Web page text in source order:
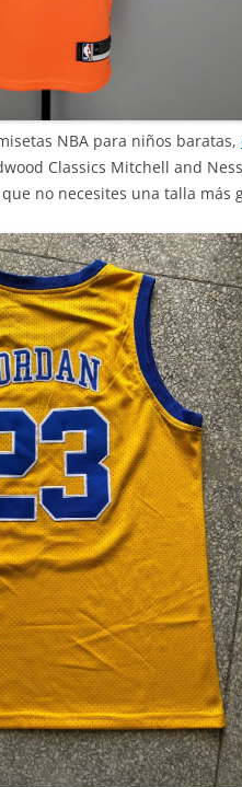
NBA para niños baratas,
Classics Mitchell and
no necesites una talla más